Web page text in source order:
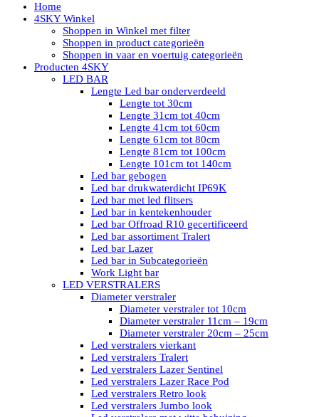
Home
4SKY Winkel
Shoppen in Winkel met filter
Shoppen in product categorieën
Shoppen in vaar en voertuig categorieën
Producten 4SKY
LED BAR
Lengte Led bar onderverdeeld
Lengte tot 30cm
Lengte 31cm tot 40cm
Lengte 41cm tot 60cm
Lengte 61cm tot 80cm
Lengte 81cm tot 100cm
Lengte 101cm tot 140cm
Led bar gebogen
Led bar drukwaterdicht IP69K
Led bar met led flitsers
Led bar in kentekenhouder
Led bar Offroad R10 gecertificeerd
Led bar assortiment Tralert
Led bar Lazer
Led bar in Subcategorieën
Work Light bar
LED VERSTRALERS
Diameter verstraler
Diameter verstraler tot 10cm
Diameter verstraler 11cm – 19cm
Diameter verstraler 20cm – 25cm
Led verstralers vierkant
Led verstralers Tralert
Led verstralers Lazer Sentinel
Led verstralers Lazer Race Pod
Led verstralers Retro look
Led verstralers Jumbo look